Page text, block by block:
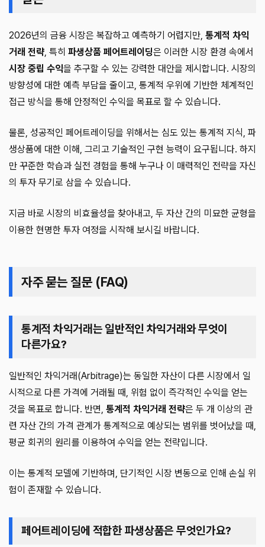
2026년의 금융 시장은 복잡하고 예측하기 어렵지만, 통계적 차익
거래 전략, 특히 파생상품 페어트레이딩은 이러한 시장 환경 속에서
시장 중립 수익을 추구할 수 있는 강력한 대안을 제시합니다. 시장의
방향성에 대한 예측 부담을 줄이고, 통계적 우위에 기반한 체계적인
접근 방식을 통해 안정적인 수익을 목표로 할 수 있습니다.
물론, 성공적인 페어트레이딩을 위해서는 심도 있는 통계적 지식, 파
생상품에 대한 이해, 그리고 기술적인 구현 능력이 요구됩니다. 하지
만 꾸준한 학습과 실전 경험을 통해 누구나 이 매력적인 전략을 자신
의 투자 무기로 삼을 수 있습니다.
지금 바로 시장의 비효율성을 찾아내고, 두 자산 간의 미묘한 균형을
이용한 현명한 투자 여정을 시작해 보시길 바랍니다.
자주 묻는 질문 (FAQ)
통계적 차익거래는 일반적인 차익거래와 무엇이
다른가요?
일반적인 차익거래(Arbitrage)는 동일한 자산이 다른 시장에서 일
시적으로 다른 가격에 거래될 때, 위험 없이 즉각적인 수익을 얻는
것을 목표로 합니다. 반면, 통계적 차익거래 전략은 두 개 이상의 관
련 자산 간의 가격 관계가 통계적으로 예상되는 범위를 벗어났을 때,
평균 회귀의 원리를 이용하여 수익을 얻는 전략입니다.
이는 통계적 모델에 기반하며, 단기적인 시장 변동으로 인해 손실 위
험이 존재할 수 있습니다.
페어트레이딩에 적합한 파생상품은 무엇인가요?